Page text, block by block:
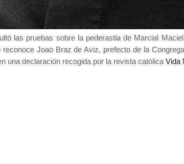
las pruebas sobre la pederastia de Marcial
Joao Braz de Aviz, prefecto de la
una declaración recogida por la revista católica Vida